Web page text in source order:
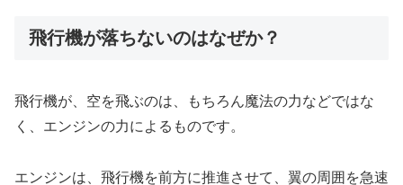
飛行機が落ちないのはなぜか？
飛行機が、空を飛ぶのは、もちろん魔法の力などではな
く、エンジンの力によるものです。
エンジンは、飛行機を前方に推進させて、翼の周囲を急速